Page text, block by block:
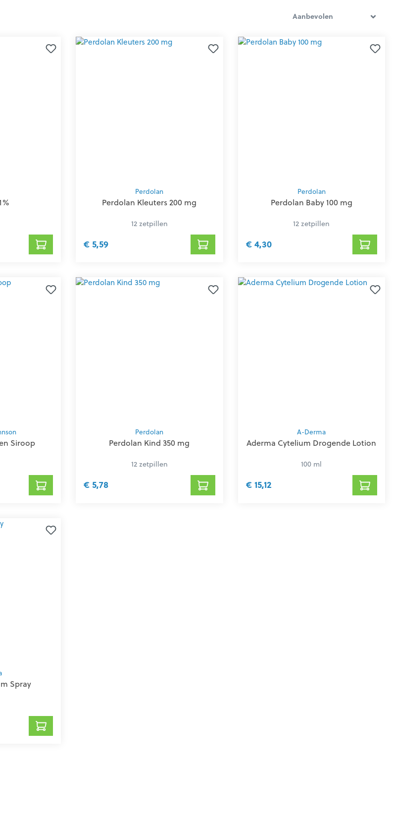
Perdolan
Perdolan Kleuters 200 mg
12 zetpillen
€ 5,59
Perdolan
Perdolan Baby 100 mg
12 zetpillen
€ 4,30
Siroop
Perdolan
Perdolan Kind 350 mg
12 zetpillen
€ 5,78
A-Derma
Aderma Cytelium Drogende Lotion
100 ml
€ 15,12
Spray